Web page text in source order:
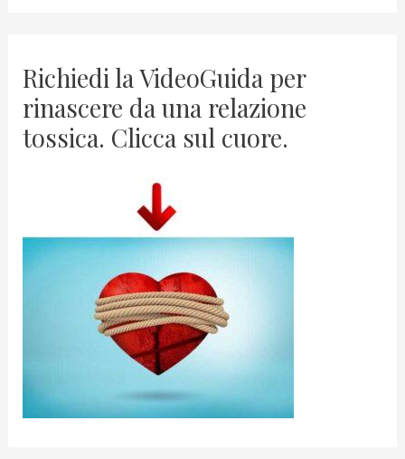
Richiedi la VideoGuida per
rinascere da una relazione
tossica. Clicca sul cuore.